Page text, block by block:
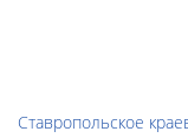
Ставропольское